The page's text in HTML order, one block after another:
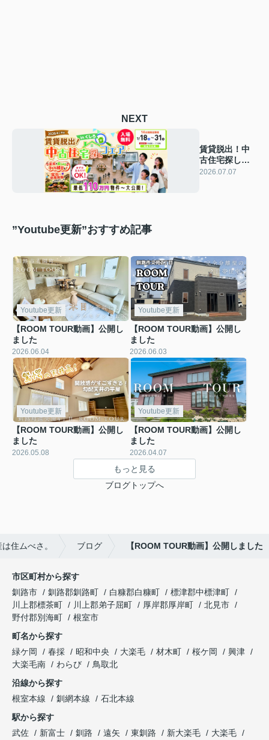
NEXT
賃貸脱出！中
古住宅探しフ
ェア in くし
2026.07.07
”Youtube更新”おすすめ記事
Youtube更新
【ROOM TOUR動画】公開し
ました
2026.06.04
Youtube更新
【ROOM TOUR動画】公開し
ました
2026.06.03
Youtube更新
【ROOM TOUR動画】公開し
ました
2026.05.08
Youtube更新
【ROOM TOUR動画】公開し
ました
2026.04.07
もっと見る
ブログトップへ
住ムべさ。 ブログ 【ROOM TOUR動画】公開しました
市区町村から探す
釧路市
釧路郡釧路町 白糠郡白糠町
標津郡中標津町
川上郡標茶町
川上郡弟子屈町 厚岸郡厚岸町
北見市
野付郡別海町
根室市
町名から探す
緑ケ岡
春採 昭和中央 大楽毛 材木町 桜ケ岡
興津
大楽毛南
わらび
鳥取北
沿線から探す
根室本線
釧網本線
石北本線
駅から探す
武佐
新富士 釧路 遠矢 東釧路 新大楽毛
大楽毛